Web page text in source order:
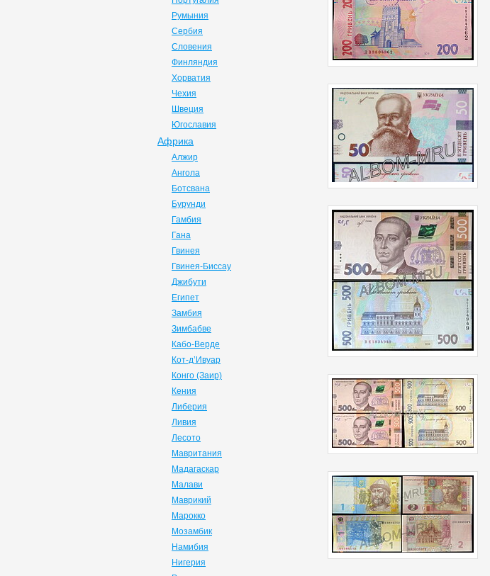
Румыния
Сербия
Словения
Финляндия
Хорватия
Чехия
Швеция
Югославия
Африка
Алжир
Ангола
Ботсвана
Бурунди
Гамбия
Гана
Гвинея
Гвинея-Биссау
Джибути
Египет
Замбия
Зимбабве
Кабо-Верде
Кот-д’Ивуар
Конго (Заир)
Кения
Либерия
Ливия
Лесото
Мавритания
Мадагаскар
Малави
Маврикий
Марокко
Мозамбик
Намибия
Нигерия